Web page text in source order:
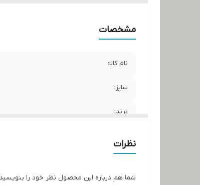
مشخصات
نام کالا:
سایز:
برند:
نظرات
شما هم درباره این محصول نظر خود را